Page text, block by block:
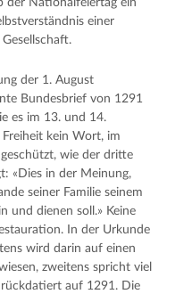
einer
der 1. August
Bundesbrief von 1291
es im 13. und 14.
kein Wort, im
wie der dritte
«Dies in der Meinung,
seiner Familie seinem
und dienen soll.» Keine
In der Urkunde
wird darin auf einen
zweitens spricht viel
auf 1291. Die